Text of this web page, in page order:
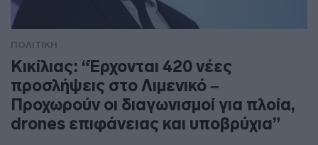
ΠΟΛΙΤΙΚΗ
Κικίλιας: “Έρχονται 420 νέες
προσλήψεις στο Λιμενικό –
Προχωρούν οι διαγωνισμοί για πλοία,
drones επιφάνειας και υποβρύχια”